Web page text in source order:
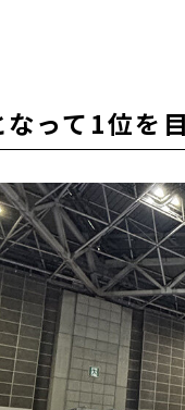
なって1位を